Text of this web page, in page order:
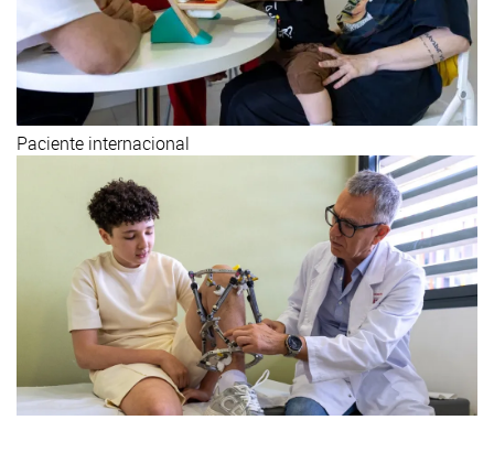
Paciente internacional